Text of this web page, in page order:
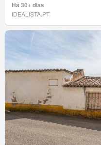
Há 30+ dias
IDEALISTA.PT